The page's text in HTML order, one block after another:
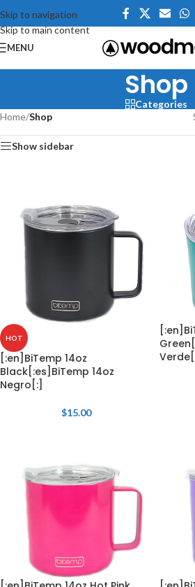
Skip to navigation
Skip to main content
MENU
Shop
Categories
Home/Shop
Show sidebar
HOT
[:en]BiTemp 14oz
Black[:es]BiTemp 14oz
Negro[:]
$15.00